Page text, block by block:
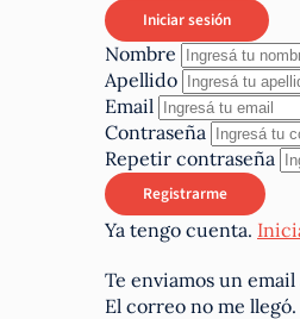
Nombre
Apellido
Email
Contraseña
Repetir contraseña
Ya tengo cuenta.
Te enviamos un email
El correo no me llegó.